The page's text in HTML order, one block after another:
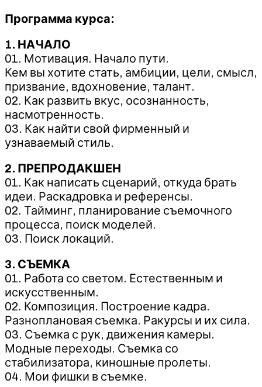
Программа курса:
1. НАЧАЛО
01. Мотивация. Начало пути.
Кем вы хотите стать, амбиции, цели, смысл,
призвание, вдохновение, талант.
02. Как развить вкус, осознанность,
насмотренность.
03. Как найти свой фирменный и
узнаваемый стиль.
2. ПРЕПРОДАКШЕН
01. Как написать сценарий, откуда брать
идеи. Раскадровка и референсы.
02. Тайминг, планирование съемочного
процесса, поиск моделей.
03. Поиск локаций.
3. СЪЕМКА
01. Работа со светом. Естественным и
искусственным.
02. Композиция. Построение кадра.
Разноплановая съемка. Ракурсы и их сила.
03. Съемка с рук, движения камеры.
Модные переходы. Съемка со
стабилизатора, киношные пролеты.
04. Мои фишки в съемке.